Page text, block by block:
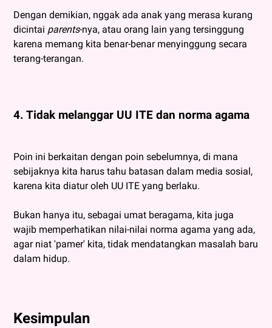
Dengan demikian, nggak ada anak yang merasa kurang
dicintai parents-nya, atau orang lain yang tersinggung
karena memang kita benar-benar menyinggung secara
terang-terangan.
4. Tidak melanggar UU ITE dan norma agama
Poin ini berkaitan dengan poin sebelumnya, di mana
sebijaknya kita harus tahu batasan dalam media sosial,
karena kita diatur oleh UU ITE yang berlaku.
Bukan hanya itu, sebagai umat beragama, kita juga
wajib memperhatikan nilai-nilai norma agama yang ada,
agar niat 'pamer' kita, tidak mendatangkan masalah baru
dalam hidup.
Kesimpulan